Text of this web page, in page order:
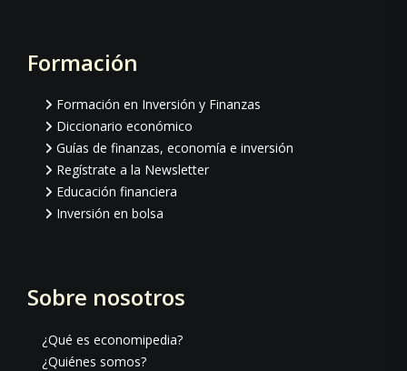
Footer
Formación
Formación en Inversión y Finanzas
Diccionario económico
Guías de finanzas, economía e inversión
Regístrate a la Newsletter
Educación financiera
Inversión en bolsa
Sobre nosotros
¿Qué es economipedia?
¿Quiénes somos?